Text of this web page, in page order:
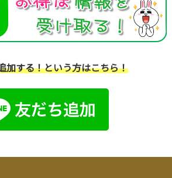
加する！という方はこちら！